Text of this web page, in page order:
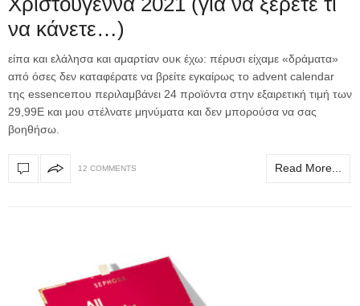
να κάνετε…)
είπα και ελάλησα και αμαρτίαν ουκ έχω: πέρυσι είχαμε «δράματα»
από όσες δεν καταφέρατε να βρείτε εγκαίρως το advent calendar
της essenceπου περιλαμβάνει 24 προϊόντα στην εξαιρετική τιμή των
29,99Ε και μου στέλνατε μηνύματα και δεν μπορούσα να σας
βοηθήσω.
12 COMMENTS Read More...